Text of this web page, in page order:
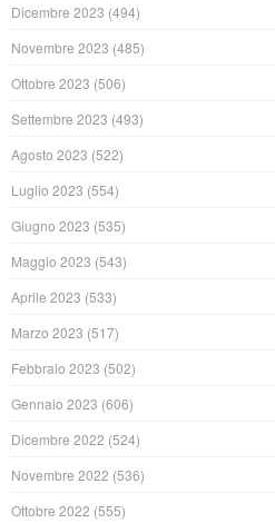
Dicembre 2023 (494)
Novembre 2023 (485)
Ottobre 2023 (506)
Settembre 2023 (493)
Agosto 2023 (522)
Luglio 2023 (554)
Giugno 2023 (535)
Maggio 2023 (543)
Aprile 2023 (533)
Marzo 2023 (517)
Febbraio 2023 (502)
Gennaio 2023 (606)
Dicembre 2022 (524)
Novembre 2022 (536)
Ottobre 2022 (555)